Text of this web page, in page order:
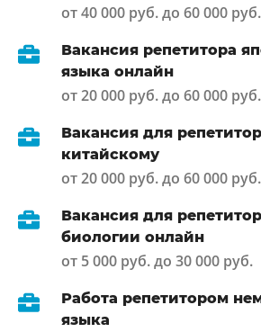
от 40 000 руб. до 60 000 руб.
Вакансия репетитора
языка онлайн
от 20 000 руб. до 60 000 руб.
Вакансия для
китайскому
от 20 000 руб. до 60 000 руб.
Вакансия для
биологии онлайн
от 5 000 руб. до 30 000 руб.
Работа репетитором
языка